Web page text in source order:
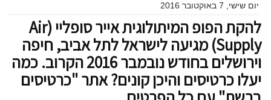
יום שישי, 7 באוקטובר 2016
להקת הפופ המיתולוגית אייר סופליי (Air
Supply) מגיעה לישראל לתל אביב, חיפה
וירושלים בחודש נובמבר 2016 הקרוב. כמה
יעלו כרטיסים והיכן קונים? אתר "כרטיסים